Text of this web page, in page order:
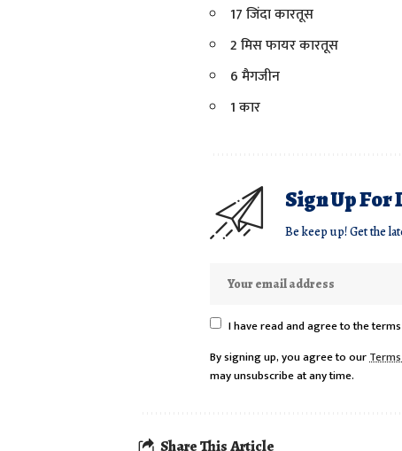
17 जिंदा कारतूस
2 मिस फायर कारतूस
6 मैगजीन
1 कार
Sign Up
Be keep up! Get the
I have read and agree to the
By signing up, you agree to our
may unsubscribe at any time.
Share This Article